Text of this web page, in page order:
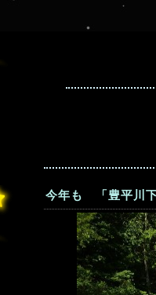
今年も 「豊平川